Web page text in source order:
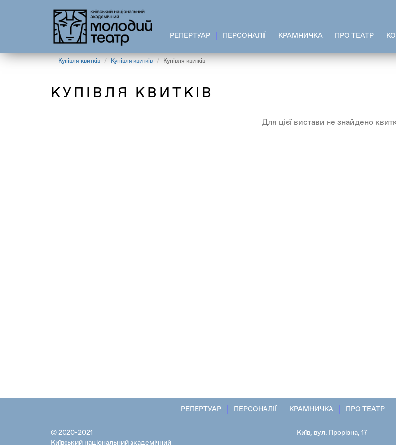
РЕПЕРТУАР ПЕРСОНАЛІЇ КРАМНИЧКА ПРО ТЕАТР
Купівля квитків Купівля квитків Купівля квитків
КУПІВЛЯ КВИТКІВ
Для цієї вистави не знайдено
РЕПЕРТУАР ПЕРСОНАЛІЇ КРАМНИЧКА ПРО ТЕАТР
© 2020-2021
Київський національний академічний
Київ, вул. Прорізна, 17